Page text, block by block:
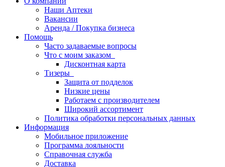
Наши Аптеки
Вакансии
Аренда / Покупка бизнеса
Помощь
Часто задаваемые вопросы
Что с моим заказом
Дисконтная карта
Тизеры
Защита от подделок
Низкие цены
Работаем с производителем
Широкий ассортимент
Политика обработки персональных данных
Информация
Мобильное приложение
Программа лояльности
Справочная служба
Доставка